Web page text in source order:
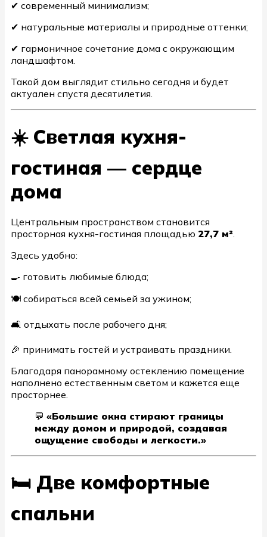
✔ современный минимализм;
✔ натуральные материалы и природные оттенки;
✔ гармоничное сочетание дома с окружающим
ландшафтом.
Такой дом выглядит стильно сегодня и будет
актуален спустя десятилетия.
☀️ Светлая кухня-
гостиная — сердце
дома
Центральным пространством становится
просторная кухня-гостиная площадью 27,7 м²
Здесь удобно:
🍳 готовить любимые блюда;
🍽 собираться всей семьей за ужином;
🛋 отдыхать после рабочего дня;
🎉 принимать гостей и устраивать праздники.
Благодаря панорамному остеклению помещение
наполнено естественным светом и кажется еще
просторнее.
💬 «Большие окна стирают границы
между домом и природой, создавая
ощущение свободы и легкости.»
🛏️ Две комфортные
спальни